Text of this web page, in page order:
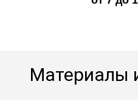
Материалы